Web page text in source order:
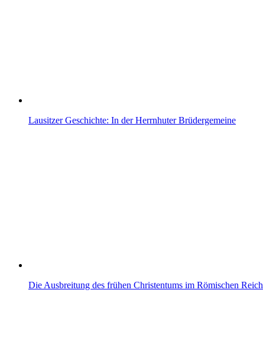
Lausitzer Geschichte: In der Herrnhuter Brüdergemeine
Die Ausbreitung des frühen Christentums im Römischen Reich